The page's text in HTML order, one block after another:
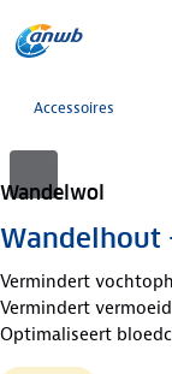
Accessoires
Wandelwol
Wandelhout
Vermindert
Vermindert
Optimaliseert